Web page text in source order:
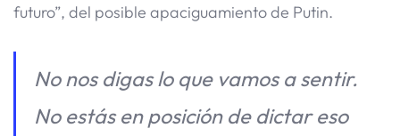
futuro”, del posible apaciguamiento de Putin.
No nos digas lo que vamos a sentir.
No estás en posición de dictar eso